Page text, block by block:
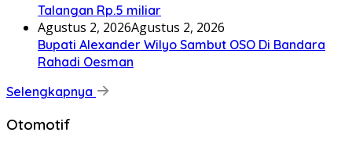
Talangan Rp.5 miliar
Agustus 2, 2026Agustus 2, 2026
Bupati Alexander Wilyo Sambut OSO Di Bandara
Rahadi Oesman
Selengkapnya
Otomotif